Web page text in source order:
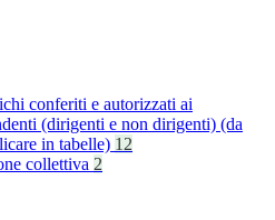
conferiti e autorizzati ai
(dirigenti e non dirigenti) (da
in tabelle) 12
collettiva 2